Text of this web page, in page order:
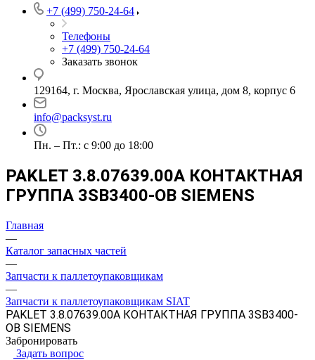
+7 (499) 750-24-64
Телефоны
+7 (499) 750-24-64
Заказать звонок
129164, г. Москва, Ярославская улица, дом 8, корпус 6
info@packsyst.ru
Пн. – Пт.: с 9:00 до 18:00
PAKLET 3.8.07639.00А КОНТАКТНАЯ
ГРУППА 3SB3400-OB SIEMENS
Главная
—
Каталог запасных частей
—
Запчасти к паллетоупаковщикам
—
Запчасти к паллетоупаковщикам SIAT
PAKLET 3.8.07639.00А КОНТАКТНАЯ ГРУППА 3SB3400-
OB SIEMENS
Забронировать
Задать вопрос